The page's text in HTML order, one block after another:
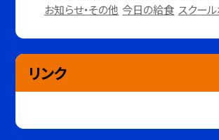
お知らせ・その他 今日の給食 スクー
リンク